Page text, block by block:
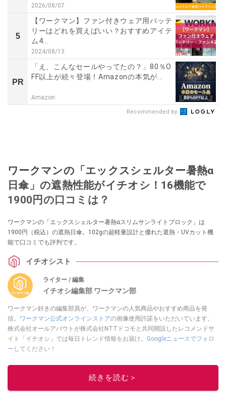
2026/08/07
5
【ワークマン】ファン付きウェア用バッテ
リーはどれを買えばいい？おすすめアイテ
ム4...
2024/08/13
PR
「え、こんなセールやってたの？」80％O
FF以上が続々登場！Amazonの本気が...
Amazon
Recommended by
ワークマンの「エックスシェルター暑熱α
日傘」の遮熱性能がイチオシ！16機能で
1900円の口コミは？
ワークマンの「エックスシェルター暑熱αスリムサンライトブロック」は
1900円（税込）の遮熱日傘。102gの超軽量設計と優れた遮熱・UVカット機
能で口コミでも評判です。
イチオシスト
ライター / 編集
イチオシ編集部 ワークマン部
ワークマン好きの編集部員が、ワークマンの人気商品やおすすめ商品を発
信。 ワークマン公式オンラインストアの画像使用許諾をいただいています。
株式会社オールアバウトが株式会社NTTドコモと共同開設したレコメンドサ
イト「イチオシ」では毎日トレンド情報をお届け。 Googleニュースでフォロ
ー してください！
このイチオシストの他の記事を読む
続きを読む＞